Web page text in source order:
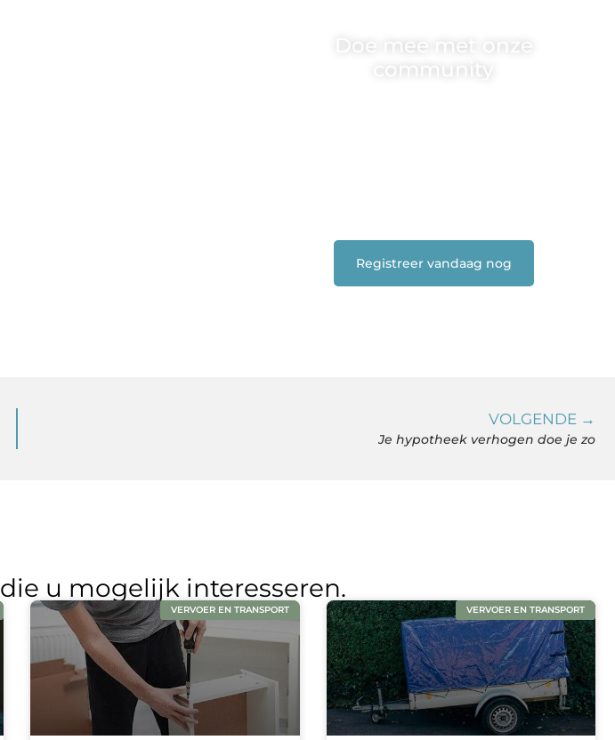
Doe mee met onze
community
Registreer vandaag nog
VOLGENDE →
Je hypotheek verhogen doe je zo
die u mogelijk interesseren.
VERVOER EN TRANSPORT VERVOER EN TRANSPORT